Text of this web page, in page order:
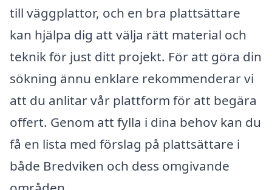
till väggplattor, och en bra plattsättare
kan hjälpa dig att välja rätt material och
teknik för just ditt projekt. För att göra din
sökning ännu enklare rekommenderar vi
att du anlitar vår plattform för att begära
offert. Genom att fylla i dina behov kan du
få en lista med förslag på plattsättare i
både Bredviken och dess omgivande